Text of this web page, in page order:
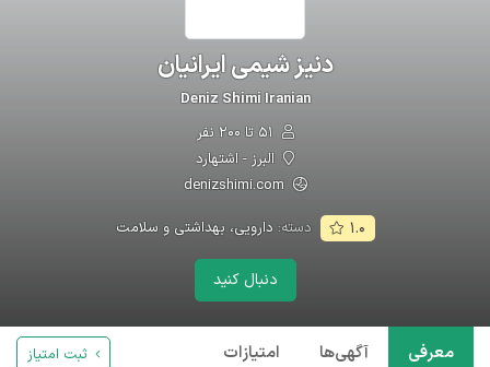
دنیز شیمی ایرانیان
Deniz Shimi Iranian
البرز - اشتهارد
denizshimi.com
۱.۰ دسته:دارویی، بهداشتی و سلامت
دنبال کنید
معرفی آگهی‌ها امتیازات ثبت امتیاز